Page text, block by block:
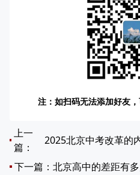
注：如扫码无法添加好友
上一
篇：
下一篇： 北京高中的差距有多